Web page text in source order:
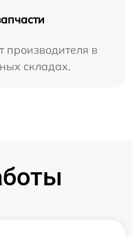
производителя в
складах.